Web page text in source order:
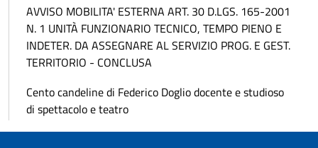
AVVISO MOBILITA' ESTERNA ART. 30 D.LGS. 165-2001
N. 1 UNITÀ FUNZIONARIO TECNICO, TEMPO PIENO E
INDETER. DA ASSEGNARE AL SERVIZIO PROG. E GEST.
TERRITORIO - CONCLUSA
Cento candeline di Federico Doglio docente e studioso
di spettacolo e teatro